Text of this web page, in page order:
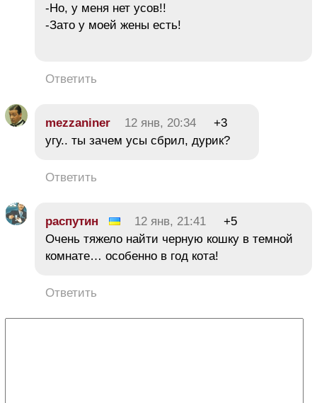
-Но, у меня нет усов!!
-Зато у моей жены есть!
Ответить
mezzaniner 12 янв, 20:34
+3
угу.. ты зачем усы сбрил, дурик?
Ответить
распутин 12 янв, 21:41
+5
Очень тяжело найти черную кошку в темной
комнате… особенно в год кота!
Ответить